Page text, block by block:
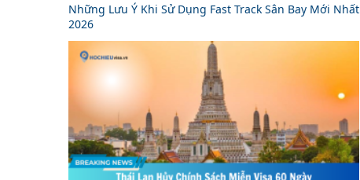
Những Lưu Ý Khi Sử Dụng Fast Track Sân Bay Mới Nhất
2026